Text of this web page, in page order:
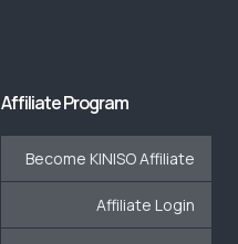
Affiliate Program
Become KINISO Affiliate
Affiliate Login